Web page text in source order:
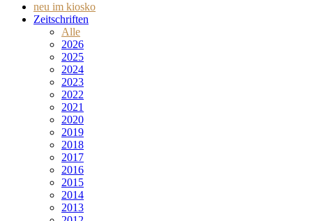
neu im kiosko
Zeitschriften
Alle
2026
2025
2024
2023
2022
2021
2020
2019
2018
2017
2016
2015
2014
2013